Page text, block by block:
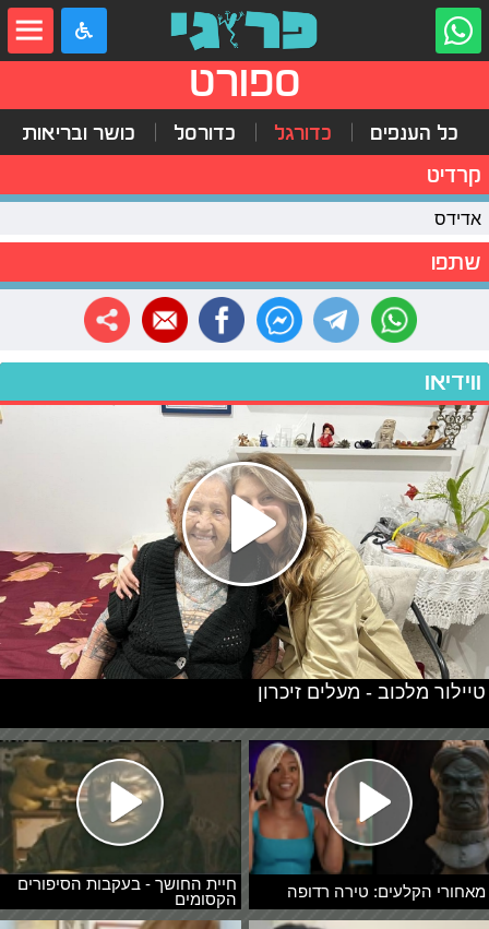
ספורט
כל הענפים כדורגל כדורסל כושר ובריאות
קרדיט
אדידס
שתפו
ווידיאו
מאחורי הקלעים: טירה רדופה
חיית החושך - בעקבות הסיפורים
הקסומים
טיילור מלכוב - מעלים זיכרון